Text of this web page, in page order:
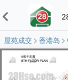
屋苑成交 香港岛